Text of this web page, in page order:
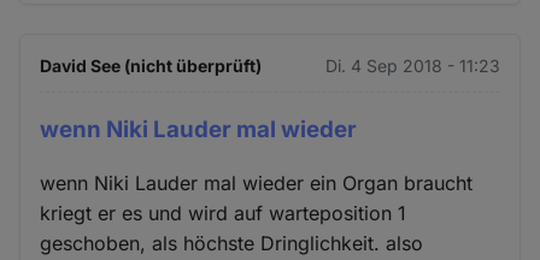
David See (nicht überprüft) Di. 4 Sep 2018 - 11:23
wenn Niki Lauder mal wieder
wenn Niki Lauder mal wieder ein Organ braucht
kriegt er es und wird auf warteposition 1
geschoben, als höchste Dringlichkeit. also